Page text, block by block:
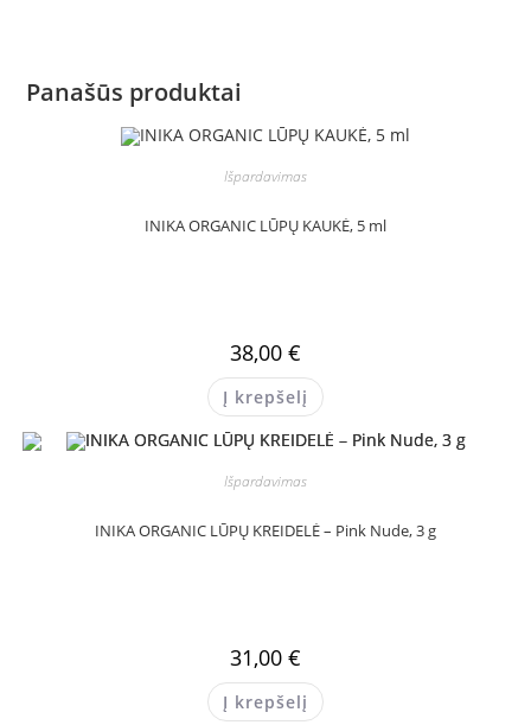
Panašūs produktai
Išpardavimas
INIKA ORGANIC LŪPŲ KAUKĖ, 5 ml
38,00 €
Į krepšelį
Išpardavimas
INIKA ORGANIC LŪPŲ KREIDELĖ – Pink Nude, 3 g
31,00 €
Į krepšelį